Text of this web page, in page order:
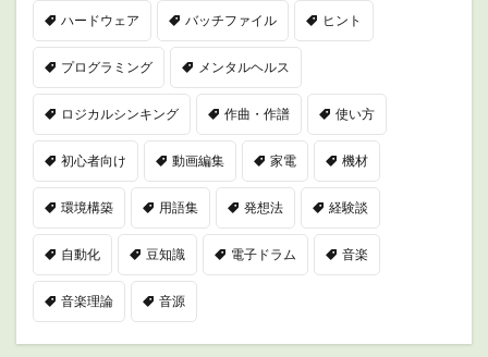
ハードウェア バッチファイル ヒント
プログラミング メンタルヘルス
ロジカルシンキング 作曲・作譜 使い方
初心者向け 動画編集 家電 機材
環境構築 用語集 発想法 経験談
自動化 豆知識 電子ドラム 音楽
音楽理論 音源